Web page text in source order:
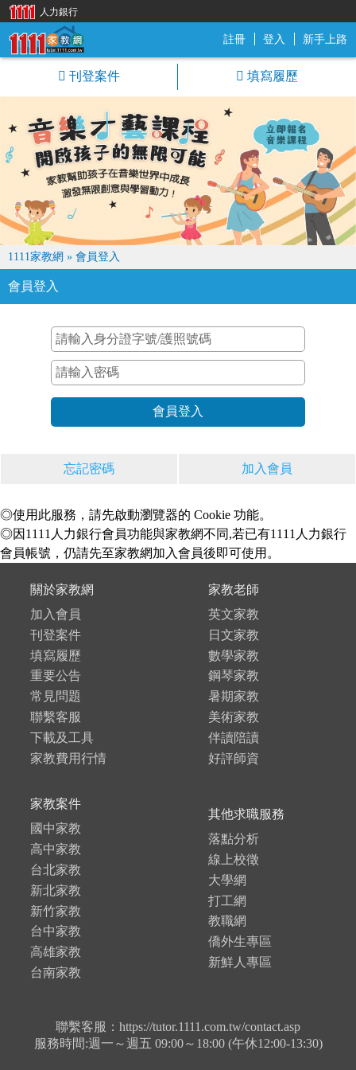
註冊 登入 新手上路
刊登案件 填寫履歷
1111家教網 » 會員登入
會員登入
忘記密碼 加入會員
◎使用此服務，請先啟動瀏覽器的 Cookie 功能。
◎因1111人力銀行會員功能與家教網不同,若已有1111人力銀行
會員帳號，仍請先至家教網加入會員後即可使用。
關於家教網
加入會員
刊登案件
填寫履歷
重要公告
常見問題
聯繫客服
下載及工具
家教費用行情
家教老師
英文家教
日文家教
數學家教
鋼琴家教
暑期家教
美術家教
伴讀陪讀
好評師資
家教案件
國中家教
高中家教
台北家教
新北家教
新竹家教
台中家教
高雄家教
台南家教
其他求職服務
落點分析
線上校徵
大學網
打工網
教職網
僑外生專區
新鮮人專區
聯繫客服：https://tutor.1111.com.tw/contact.asp
服務時間:週一～週五 09:00～18:00 (午休12:00-13:30)
人力銀行